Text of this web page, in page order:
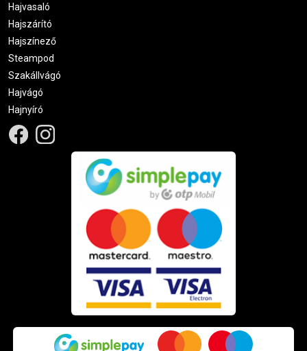
Hajvasaló
Hajszárító
Hajszínező
Steampod
Szakállvágó
Hajvágó
Hajnyíró